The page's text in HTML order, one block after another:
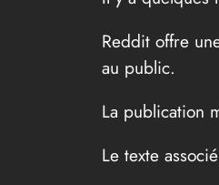
Reddit offre
au public.
La publication
Le texte